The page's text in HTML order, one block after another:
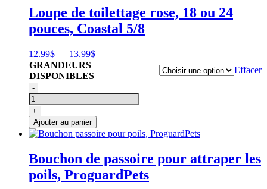
18
ou
24
5/8
Loupe de toilettage rose, 18 ou 24
pouces, Coastal 5/8
12.99$ – 13.99$Plage
à
13.99$
GRANDEURS
DISPONIBLES
Effacer
quantité
de
Loupe
de
toilettage
Coastal
18
ou
24
-
+
Ajouter au panier
Bouchon de passoire pour attraper les
poils, ProguardPets